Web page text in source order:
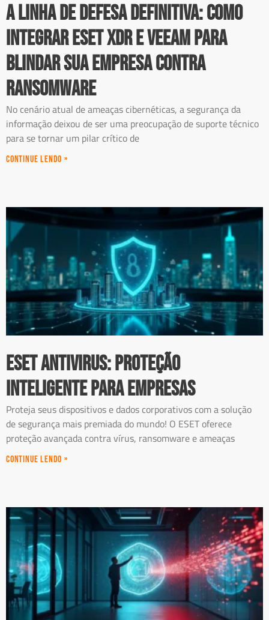
A Linha de Defesa Definitiva: Como
Integrar ESET XDR e Veeam para
Blindar sua Empresa Contra
Ransomware
No cenário atual de ameaças cibernéticas, a segurança da
informação deixou de ser uma preocupação de suporte técnico
para se tornar um pilar crítico de
Continue Lendo »
ESET Antivirus: Proteção
Inteligente para Empresas
Proteja seus dispositivos e dados corporativos com a solução
de segurança mais premiada do mundo! O ESET oferece
proteção avançada contra vírus, ransomware e ameaças
Continue Lendo »